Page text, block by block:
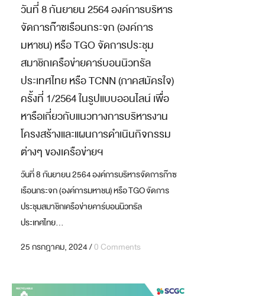
วันที่ 8 กันยายน 2564 องค์การบริหาร
จัดการก๊าซเรือนกระจก (องค์การ
มหาชน) หรือ TGO จัดการประชุม
สมาชิกเครือข่ายคาร์บอนนิวทรัล
ประเทศไทย หรือ TCNN (ภาคสมัครใจ)
ครั้งที่ 1/2564 ในรูปแบบออนไลน์ เพื่อ
หารือเกี่ยวกับแนวทางการบริหารงาน
โครงสร้างและแผนการดำเนินกิจกรรม
ต่างๆ ของเครือข่ายฯ
วันที่ 8 กันยายน 2564 องค์การบริหารจัดการก๊าซ
เรือนกระจก (องค์การมหาชน) หรือ TGO จัดการ
ประชุมสมาชิกเครือข่ายคาร์บอนนิวทรัล
ประเทศไทย...
25 กรกฎาคม, 2024/0 Comments